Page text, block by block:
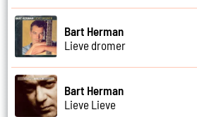
Bart Herman
Lieve dromer
Bart Herman
Lieve Lieve